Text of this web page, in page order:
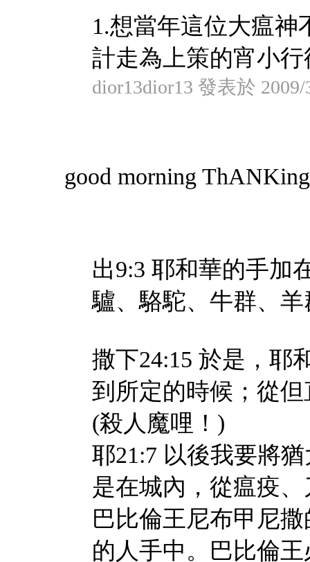
1.想當年這位大瘟神
計走為上策的宵小行
dior13dior13 發表於 2009/
good morning ThANKing
出9:3 耶和華的手加
驢、駱駝、牛群、
撒下24:15 於是，耶
到所定的時候；從
(殺人魔哩！)
耶21:7 以後我要將
是在城內，從瘟疫
巴比倫王尼布甲尼
的人手中。巴比倫